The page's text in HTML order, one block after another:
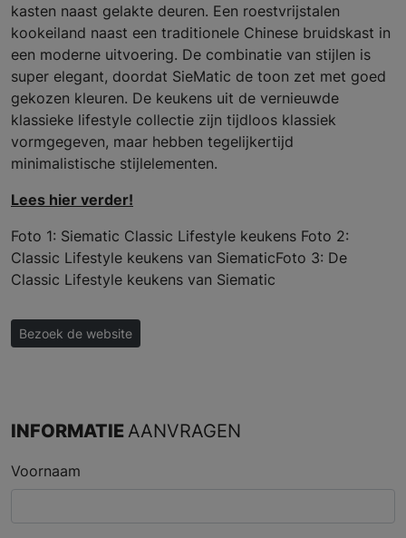
kasten naast gelakte deuren. Een roestvrijstalen
kookeiland naast een traditionele Chinese bruidskast in
een moderne uitvoering. De combinatie van stijlen is
super elegant, doordat SieMatic de toon zet met goed
gekozen kleuren. De keukens uit de vernieuwde
klassieke lifestyle collectie zijn tijdloos klassiek
vormgegeven, maar hebben tegelijkertijd
minimalistische stijlelementen.
Lees hier verder!
Foto 1: Siematic Classic Lifestyle keukens Foto 2:
Classic Lifestyle keukens van SiematicFoto 3: De
Classic Lifestyle keukens van Siematic
Bezoek de website
INFORMATIEAANVRAGEN
Voornaam